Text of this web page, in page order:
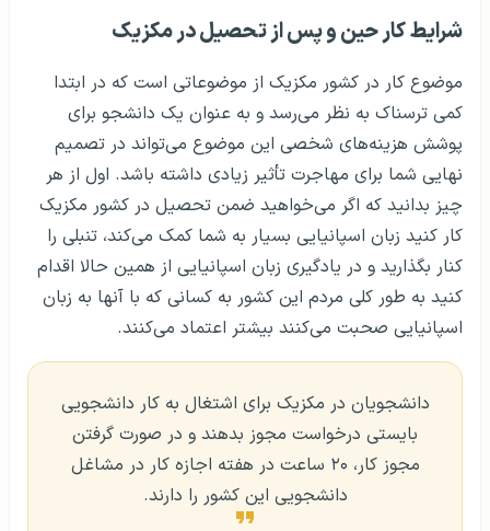
شرايط کار حین و پس از تحصیل در مکزیک
موضوع کار در کشور مکزیک از موضوعاتی است که در ابتدا
کمی ترسناک به نظر می‌رسد و به عنوان یک دانشجو برای
پوشش هزینه‌های شخصی این موضوع می‌تواند در تصمیم
نهایی شما برای مهاجرت تأثیر زیادی داشته باشد. اول از هر
چیز بدانید که اگر می‌خواهید ضمن تحصیل در کشور مکزیک
کار کنید زبان اسپانیایی بسیار به شما کمک می‌کند، تنبلی را
کنار بگذارید و در یادگیری زبان اسپانیایی از همین حالا اقدام
کنید به طور کلی مردم این کشور به کسانی که با آنها به زبان
اسپانیایی صحبت می‌کنند بیشتر اعتماد می‌کنند.
دانشجویان در مکزیک برای اشتغال به کار دانشجویی
بایستی درخواست مجوز بدهند و در صورت گرفتن
مجوز کار، ۲۰ ساعت در هفته اجازه کار در مشاغل
دانشجویی این کشور را دارند.